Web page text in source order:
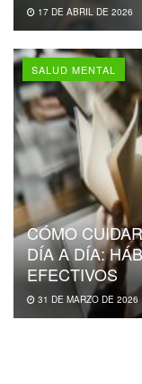
17 DE ABRIL DE 2026
SALUD MENTAL
CÓMO
DÍA A DÍA:
EFECTIVOS
31 DE MARZO DE 2026